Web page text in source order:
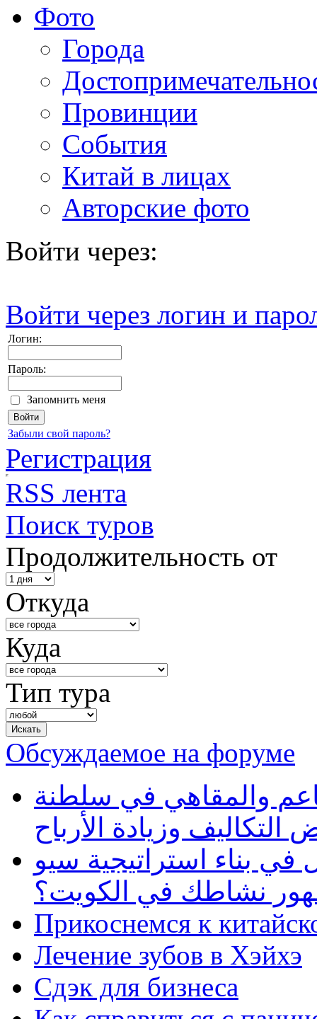
Фото
Города
Провинции
События
Китай в лицах
Авторские фото
Войти через:
Войти через логин и
Логин:
Пароль:
Запомнить меня
Забыли свой пароль?
Регистрация
RSS лента
Поиск туров
Продолжительность от
Откуда
Куда
Тип тура
Обсуждаемое на форуме
والمقاهي في سلطنة
وزيادة الأرباح
بناء استراتيجية سيو
نشاطك في الكويت؟
Прикоснемся к
Лечение зубов в Хэйхэ
Сдэк для бизнеса